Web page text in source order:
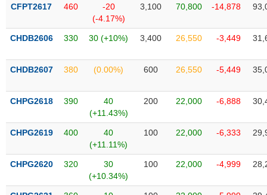
CFPT2617 460
-20
(-4.17%)
3,100 70,800 -14,878
CHDB2606 330 30 (+10%) 3,400 26,550 -3,449
CHDB2607 380 (0.00%) 600 26,550 -5,449
CHPG2618 390
40
(+11.43%)
200 22,000 -6,888
CHPG2619 400
40
(+11.11%)
100 22,000 -6,333
CHPG2620 320
30
(+10.34%)
100 22,000 -4,999
ÍCH
BẤT
SẢN
Mã
chứng
(-)
Cổ phiếu Chỉ số